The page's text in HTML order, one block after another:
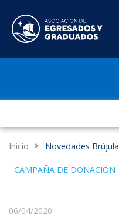
Inicio Novedades Brújula
CAMPAÑA DE DONACIÓN
06/04/2020